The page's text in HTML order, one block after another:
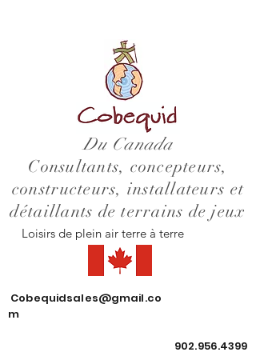
Du Canada
Consultants, concepteurs,
constructeurs, installateurs et
détaillants de terrains de jeux
Loisirs de plein air terre à terre
902.956.4399
Cobequidsales@gmail.co
m